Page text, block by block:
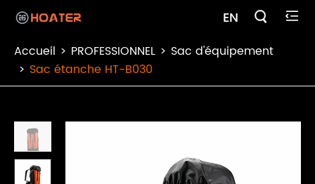
EN  
Accueil PROFESSIONNEL
Sac d'équipement
Sac étanche HT-B030